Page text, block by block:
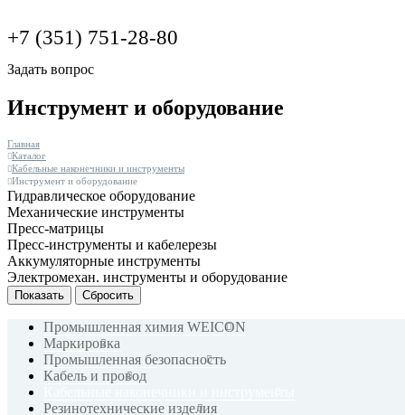
+7 (351) 751-28-80
Задать вопрос
Инструмент и оборудование
Главная
Каталог
Кабельные наконечники и инструменты
Инструмент и оборудование
Гидравлическое оборудование
Механические инструменты
Пресс-матрицы
Пресс-инструменты и кабелерезы
Аккумуляторные инструменты
Электромехан. инструменты и оборудование
Сбросить
Промышленная химия WEICON
Маркировка
Промышленная безопасность
Кабель и провод
Резинотехнические изделия